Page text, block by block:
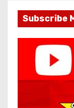
Subscribe